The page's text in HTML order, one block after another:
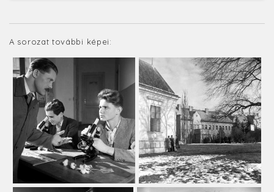
A sorozat további képei: